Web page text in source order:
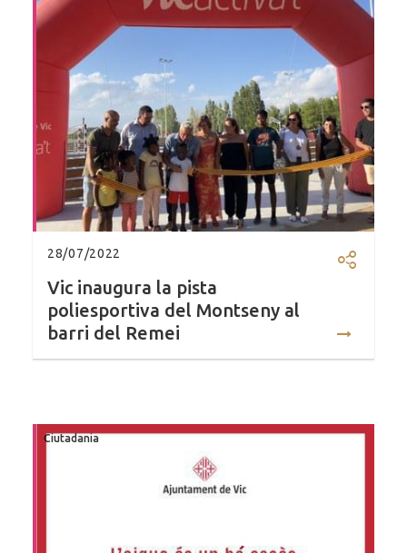
28/07/2022
Vic inaugura la pista
poliesportiva del Montseny al
barri del Remei
Ciutadania